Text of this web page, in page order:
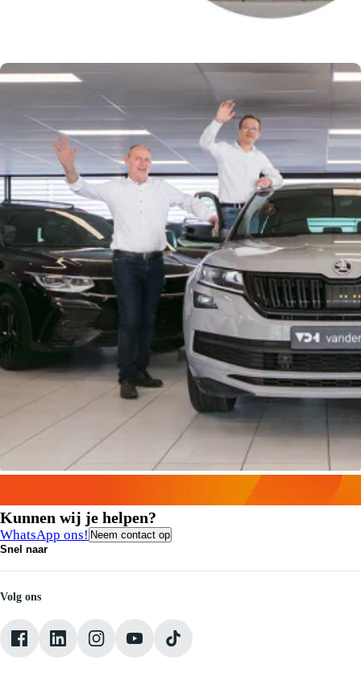
Kunnen wij je helpen?
WhatsApp ons! Neem contact op
Snel naar
Medewerkers
Onze servicebeloften
Pechhulp
Klantbeoordelingen
Verkoopvoorwaarden
Volg ons